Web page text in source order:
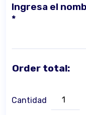
Ingresa el
*
Order total:
Cantidad
GOM